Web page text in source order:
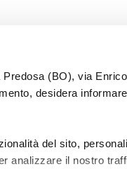
(BO), via
desidera
del sito,
analizzare il nostro